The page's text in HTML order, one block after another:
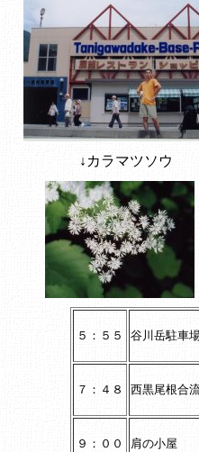
↓カラマツソウ
５：５５ 谷川岳駐車
７：４８ 西黒尾根合
９：００ 肩の小屋